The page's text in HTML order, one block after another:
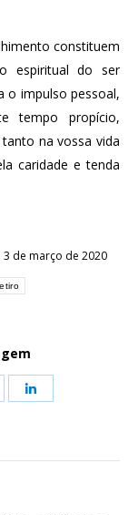
constituem
espiritual do ser
o impulso pessoal,
tempo propício,
na vossa vida
caridade e tenda
3 de março de 2020